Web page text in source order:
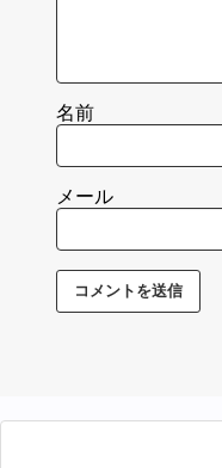
名前
メール